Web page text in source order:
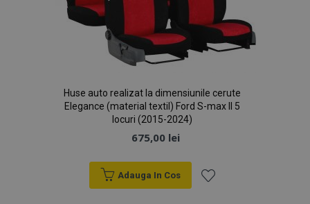
Huse auto realizat la dimensiunile cerute
Elegance (material textil) Ford S-max II 5
locuri (2015-2024)
675,00 lei
Adauga In Cos